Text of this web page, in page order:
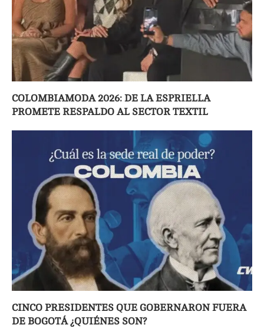
COLOMBIAMODA 2026: DE LA ESPRIELLA
PROMETE RESPALDO AL SECTOR TEXTIL
CINCO PRESIDENTES QUE GOBERNARON FUERA
DE BOGOTÁ ¿QUIÉNES SON?